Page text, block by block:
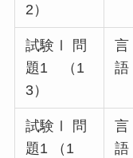
2）
試験Ⅰ 問
題1 （1
3）
言
語
試験Ⅰ 問
題1 （1
言
語